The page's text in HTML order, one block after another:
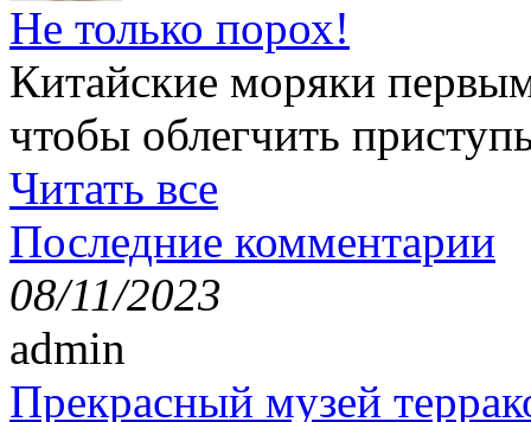
Не только порох!
Китайские моряки
чтобы облегчить
Читать все
Последние комментарии
08/11/2023
admin
Прекрасный музей